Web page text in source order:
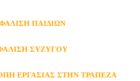
ΠΑΙΔΙΩΝ
ΣΥΖΥΓΟΥ
ΕΡΓΑΣΙΑΣ ΣΤΗΝ ΤΡΑΠΕΖΑ